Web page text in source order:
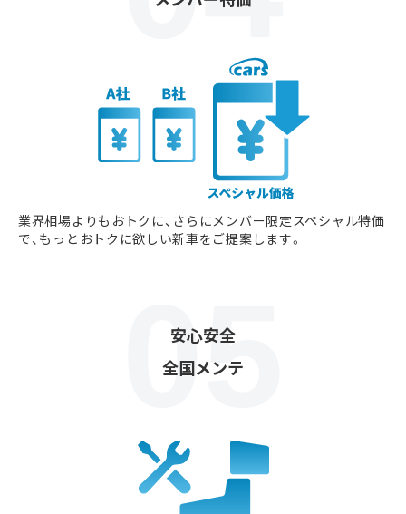
業界相場よりもおトクに、さらにメンバー限定スペシャル特価
で、もっとおトクに欲しい新車をご提案します。
安心安全
全国メンテ